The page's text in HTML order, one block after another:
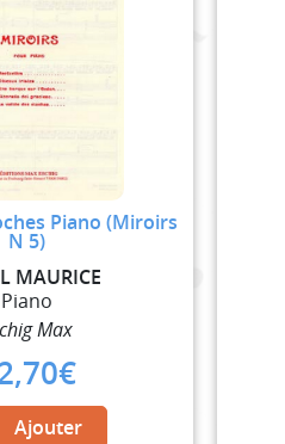
Piano (Miroirs
N 5)
MAURICE
Piano
Max
€
Ajouter